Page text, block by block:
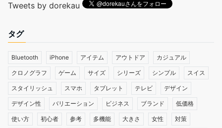
Tweets by dorekau
タグ
Bluetooth iPhone アイテム アウトドア カジュアル
クロノグラフ ゲーム サイズ シリーズ シンプル スイス
スタイリッシュ スマホ タブレット テレビ デザイン
デザイン性 バリエーション ビジネス ブランド 低価格
使い方 初心者 参考 多機能 大きさ 女性 対策